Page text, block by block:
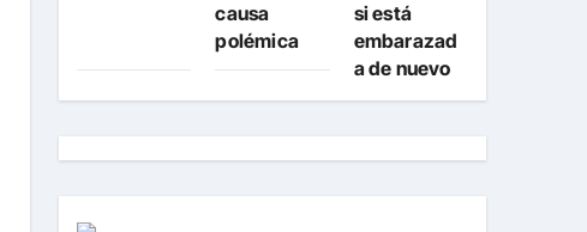
causa
polémica
si está
embarazad
a de nuevo